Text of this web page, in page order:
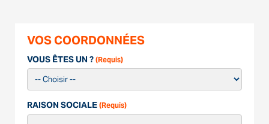
VOS COORDONNÉES
VOUS ÊTES UN ? (Requis)
RAISON SOCIALE (Requis)